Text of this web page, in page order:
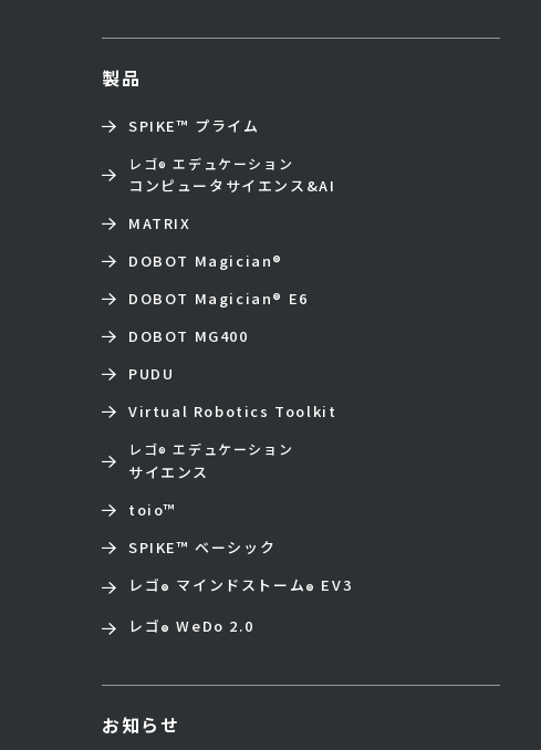
製品
SPIKE™ プライム
レゴ® エデュケーション
コンピュータサイエンス&AI
MATRIX
DOBOT Magician®
DOBOT Magician® E6
DOBOT MG400
PUDU
Virtual Robotics Toolkit
レゴ® エデュケーション
サイエンス
toio™
SPIKE™ ベーシック
レゴ® マインドストーム® EV3
レゴ® WeDo 2.0
お知らせ